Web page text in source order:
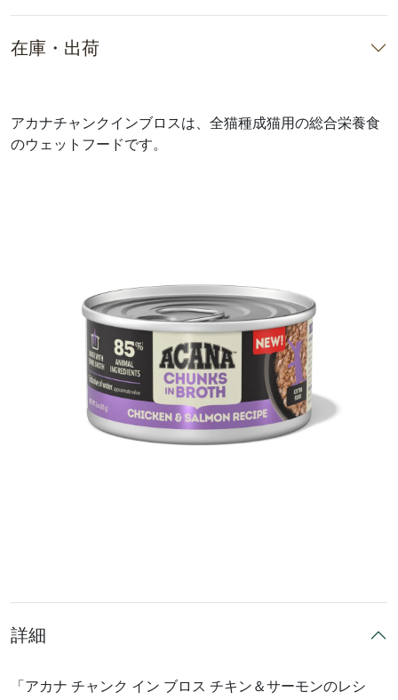
在庫・出荷
アカナチャンクインブロスは、全猫種成猫用の総合栄養食
のウェットフードです。
詳細
「アカナ チャンク イン ブロス チキン＆サーモンのレシ